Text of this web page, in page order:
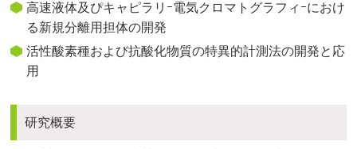
高速液体及ぴキャピラリｰ電気クロマトグラフィｰにおけ
る新規分離用担体の開発
活性酸素種および抗酸化物質の特異的計測法の開発と応
用
研究概要